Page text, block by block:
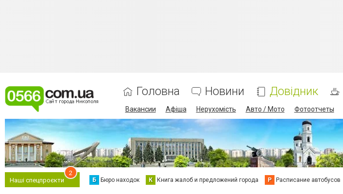
Головна Новини Довідник
Вакансии Афіша Нерухомість Авто / Мото Фотоотчеты
Наші спецпроєкти
2
Б Бюро находок К Книга жалоб и предложений города Р Расписание автобусов